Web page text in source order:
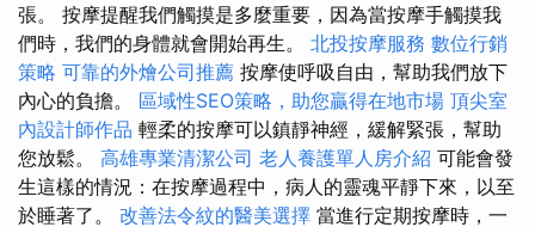
張。 按摩提醒我們觸摸是多麼重要，因為當按摩手觸摸我
們時，我們的身體就會開始再生。 北投按摩服務 數位行銷
策略 可靠的外燴公司推薦 按摩使呼吸自由，幫助我們放下
內心的負擔。 區域性SEO策略，助您贏得在地市場 頂尖室
內設計師作品 輕柔的按摩可以鎮靜神經，緩解緊張，幫助
您放鬆。 高雄專業清潔公司 老人養護單人房介紹 可能會發
生這樣的情況：在按摩過程中，病人的靈魂平靜下來，以至
於睡著了。 改善法令紋的醫美選擇 當進行定期按摩時，一